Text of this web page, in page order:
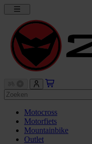
Motocross
Motorfiets
Mountainbike
Outlet